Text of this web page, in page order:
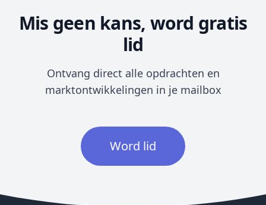
Mis geen kans, word gratis
lid
Ontvang direct alle opdrachten en
marktontwikkelingen in je mailbox
Word lid